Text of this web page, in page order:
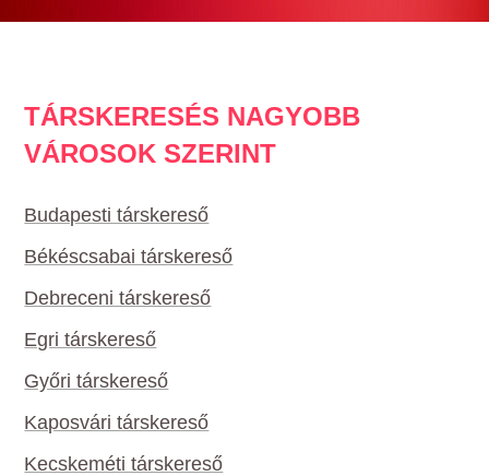
TÁRSKERESÉS NAGYOBB
VÁROSOK SZERINT
Budapesti társkereső
Békéscsabai társkereső
Debreceni társkereső
Egri társkereső
Győri társkereső
Kaposvári társkereső
Kecskeméti társkereső